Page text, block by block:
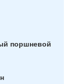
поршневой